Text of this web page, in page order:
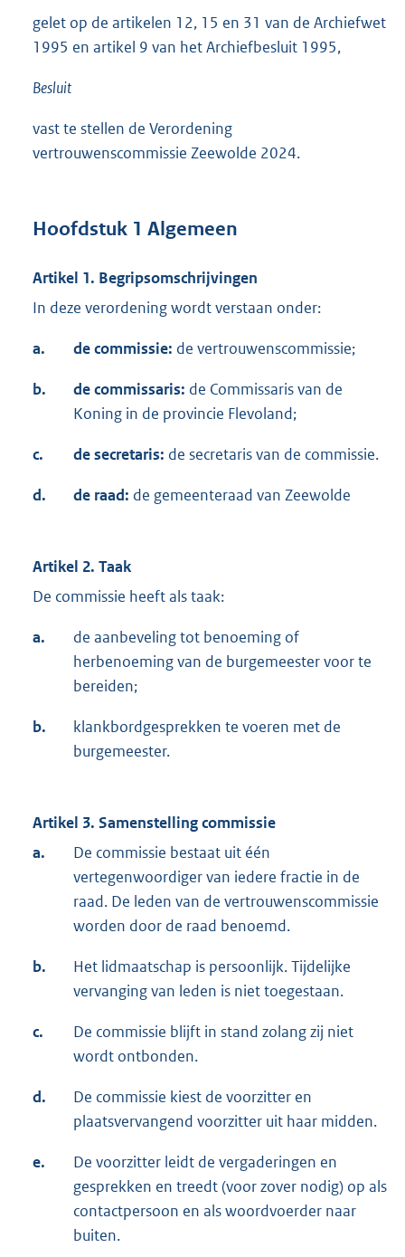
gelet op de artikelen 12, 15 en 31 van de Archiefwet
1995 en artikel 9 van het Archiefbesluit 1995,
Besluit
vast te stellen de Verordening
vertrouwenscommissie Zeewolde 2024.
Hoofdstuk 1 Algemeen
Artikel 1. Begripsomschrijvingen
In deze verordening wordt verstaan onder:
a. de commissie: de vertrouwenscommissie;
b. de commissaris: de Commissaris van de
Koning in de provincie Flevoland;
c. de secretaris: de secretaris van de commissie.
d. de raad: de gemeenteraad van Zeewolde
Artikel 2. Taak
De commissie heeft als taak:
a.
de aanbeveling tot benoeming of
herbenoeming van de burgemeester voor te
bereiden;
b.
klankbordgesprekken te voeren met de
burgemeester.
Artikel 3. Samenstelling commissie
a.
De commissie bestaat uit één
vertegenwoordiger van iedere fractie in de
raad. De leden van de vertrouwenscommissie
worden door de raad benoemd.
b.
Het lidmaatschap is persoonlijk. Tijdelijke
vervanging van leden is niet toegestaan.
c.
De commissie blijft in stand zolang zij niet
wordt ontbonden.
d.
De commissie kiest de voorzitter en
plaatsvervangend voorzitter uit haar midden.
e.
De voorzitter leidt de vergaderingen en
gesprekken en treedt (voor zover nodig) op als
contactpersoon en als woordvoerder naar
buiten.